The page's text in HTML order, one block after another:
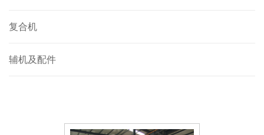
复合机
辅机及配件